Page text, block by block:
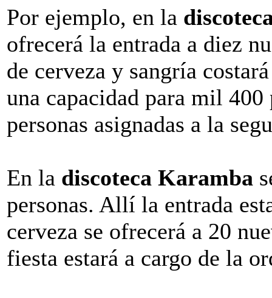
Por ejemplo, en la
ofrecerá la entrada a diez
de cerveza y sangría
una capacidad para mil 400
personas asignadas a la
En la discoteca Karamba
personas. Allí la entrada
cerveza se ofrecerá a 20
fiesta estará a cargo de la